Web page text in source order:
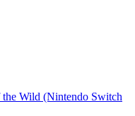
Wild (Nintendo Switch